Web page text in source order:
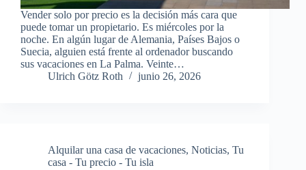
Vender solo por precio es la decisión más cara que
puede tomar un propietario. Es miércoles por la
noche. En algún lugar de Alemania, Países Bajos o
Suecia, alguien está frente al ordenador buscando
sus vacaciones en La Palma. Veinte…
Ulrich Götz Roth
junio 26, 2026
Alquilar una casa de vacaciones, Noticias, Tu
casa - Tu precio - Tu isla